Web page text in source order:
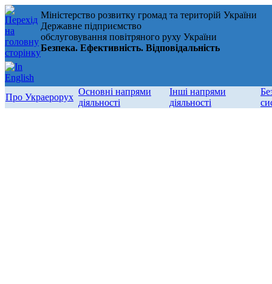
Міністерство розвитку громад та територій України
Державне підприємство
обслуговування повітряного руху України
Безпека. Ефективність. Відповідальність
Про Украерорух
Основні напрями
діяльності
Інші напрями
діяльності